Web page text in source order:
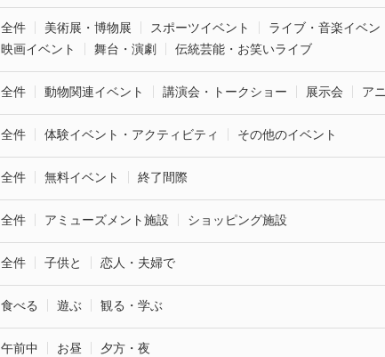
全件 美術展・博物展 スポーツイベント
ライブ・音楽イベン
映画イベント
舞台・演劇 伝統芸能・お笑いライブ
全件 動物関連イベント 講演会・トークショー 展示会 ア
全件 体験イベント・アクティビティ その他のイベント
全件 無料イベント 終了間際
全件 アミューズメント施設 ショッピング施設
全件 子供と 恋人・夫婦で
食べる 遊ぶ 観る・学ぶ
午前中 お昼 夕方・夜